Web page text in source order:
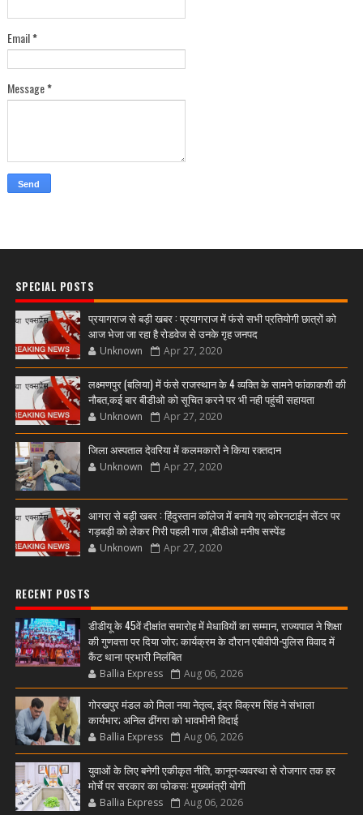
Email*
Message*
SPECIAL POSTS
प्रयागराज से बड़ी खबर : प्रयागराज में फंसे सभी प्रतियोगी छात्रों को
आज भेजा जा रहा है रोडवेज से उनके गृह जनपद
Unknown Apr 27, 2020
लक्ष्मणपुर (बलिया) में फंसे राजस्थान के 4 व्यक्ति के सामने फांकाकशी की
नौबत,कई बार बीडीओ को सूचित करने पर भी नही पहुंची सहायता
Unknown Apr 27, 2020
जिला अस्पताल देवरिया में कलमकारों ने किया रक्तदान
Unknown Apr 27, 2020
आगरा से बड़ी खबर : हिंदुस्तान कॉलेज में बनाये गए कोरनटाईन सेंटर पर
गड़बड़ी को लेकर गिरी पहली गाज ,बीडीओ मनीष सस्पेंड
Unknown Apr 27, 2020
RECENT POSTS
डीडीयू के 45वें दीक्षांत समारोह में मेधावियों का सम्मान, राज्यपाल ने शिक्षा
की गुणवत्ता पर दिया जोर; कार्यक्रम के दौरान एबीवीपी-पुलिस विवाद में
कैंट थाना प्रभारी निलंबित
Ballia Express Aug 06, 2026
गोरखपुर मंडल को मिला नया नेतृत्व, इंद्र विक्रम सिंह ने संभाला
कार्यभार; अनिल ढींगरा को भावभीनी विदाई
Ballia Express Aug 06, 2026
युवाओं के लिए बनेगी एकीकृत नीति, कानून-व्यवस्था से रोजगार तक हर
मोर्चे पर सरकार का फोकस: मुख्यमंत्री योगी
Ballia Express Aug 06, 2026